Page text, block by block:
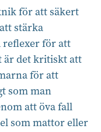
för att säkert
stärka
reflexer för att
är det kritiskt att
för att
som man
att öva fall
som mattor eller